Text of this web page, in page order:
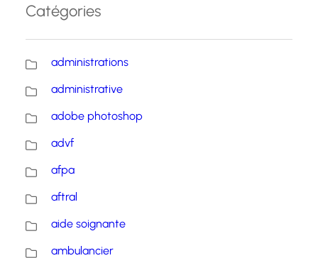
Catégories
administrations
administrative
adobe photoshop
advf
afpa
aftral
aide soignante
ambulancier